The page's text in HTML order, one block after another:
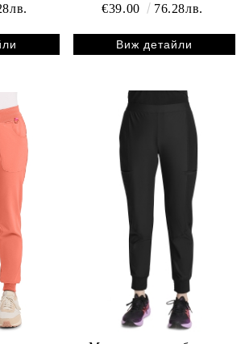
€39.00
76.28лв.
Виж детайли